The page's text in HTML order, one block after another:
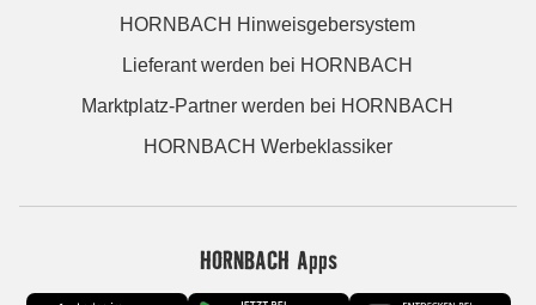
HORNBACH Hinweisgebersystem
Lieferant werden bei HORNBACH
Marktplatz-Partner werden bei HORNBACH
HORNBACH Werbeklassiker
HORNBACH Apps